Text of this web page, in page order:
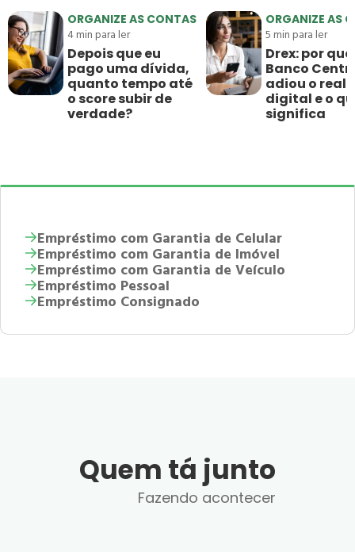
ORGANIZE AS CONTAS
4min para ler
Depois que eu
pago uma dívida,
quanto tempo até
o score subir de
verdade?
ORGANIZE AS
5min para ler
Drex: por
Banco
adiou o real
digital e o
significa
Empréstimo com Garantia de Celular
Empréstimo com Garantia de Imóvel
Empréstimo com Garantia de Veículo
Empréstimo Pessoal
Empréstimo Consignado
Quem tá junto
Fazendo acontecer